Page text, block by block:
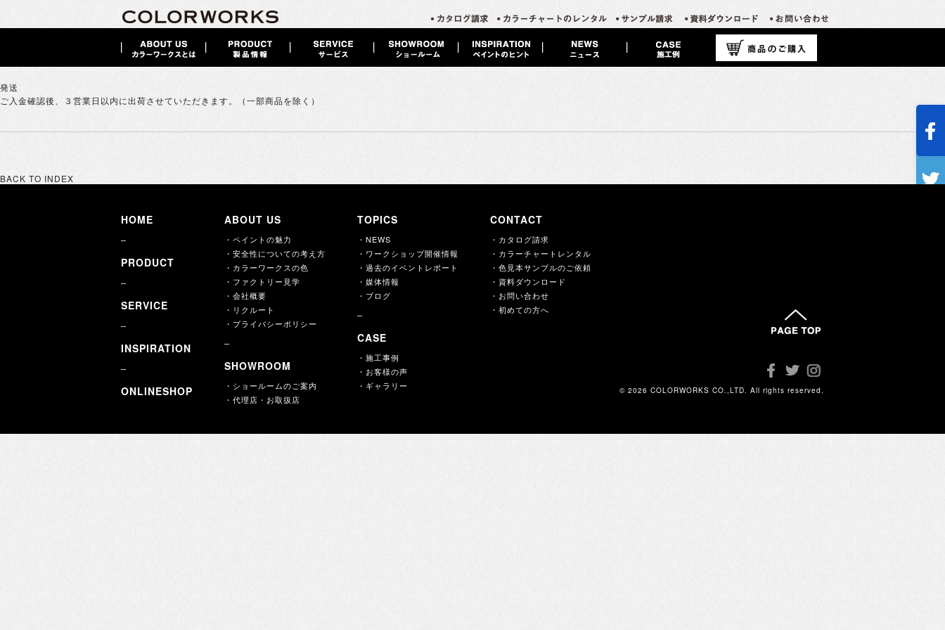
発送
ご入金確認後、３営業日以内に出荷させていただきます。（一部商品を除く）
BACK TO INDEX
HOME
PRODUCT
SERVICE
INSPIRATION
ONLINESHOP
ABOUT US
・ペイントの魅力
・安全性についての考え方
・カラーワークスの色
・ファクトリー見学
・会社概要
・リクルート
・プライバシーポリシー
SHOWROOM
・ショールームのご案内
・代理店・お取扱店
TOPICS
・NEWS
・ワークショップ開催情報
・過去のイベントレポート
・媒体情報
・ブログ
CASE
・施工事例
・お客様の声
・ギャラリー
CONTACT
・カタログ請求
・カラーチャートレンタル
・色見本サンプルのご依頼
・資料ダウンロード
・お問い合わせ
・初めての方へ
© 2026 COLORWORKS CO.,LTD. All rights reserved.